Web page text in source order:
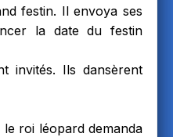
festin. Il envoya ses
la date du festin
invités. Ils dansèrent
roi léopard demanda